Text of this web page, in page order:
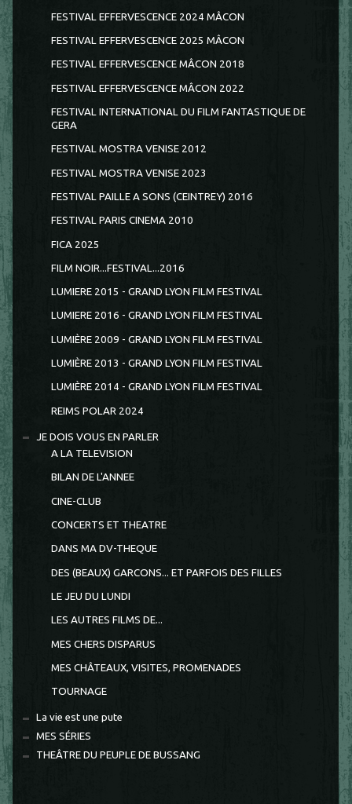
FESTIVAL EFFERVESCENCE 2024 MÂCON
FESTIVAL EFFERVESCENCE 2025 MÂCON
FESTIVAL EFFERVESCENCE MÂCON 2018
FESTIVAL EFFERVESCENCE MÂCON 2022
FESTIVAL INTERNATIONAL DU FILM FANTASTIQUE DE
GERA
FESTIVAL MOSTRA VENISE 2012
FESTIVAL MOSTRA VENISE 2023
FESTIVAL PAILLE A SONS (CEINTREY) 2016
FESTIVAL PARIS CINEMA 2010
FICA 2025
FILM NOIR...FESTIVAL...2016
LUMIERE 2015 - GRAND LYON FILM FESTIVAL
LUMIERE 2016 - GRAND LYON FILM FESTIVAL
LUMIÈRE 2009 - GRAND LYON FILM FESTIVAL
LUMIÈRE 2013 - GRAND LYON FILM FESTIVAL
LUMIÈRE 2014 - GRAND LYON FILM FESTIVAL
REIMS POLAR 2024
JE DOIS VOUS EN PARLER
A LA TELEVISION
BILAN DE L'ANNEE
CINE-CLUB
CONCERTS ET THEATRE
DANS MA DV-THEQUE
DES (BEAUX) GARCONS... ET PARFOIS DES FILLES
LE JEU DU LUNDI
LES AUTRES FILMS DE...
MES CHERS DISPARUS
MES CHÂTEAUX, VISITES, PROMENADES
TOURNAGE
La vie est une pute
MES SÉRIES
THEÂTRE DU PEUPLE DE BUSSANG